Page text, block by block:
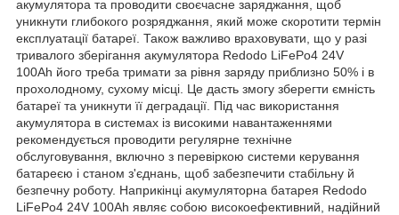
акумулятора та проводити своєчасне заряджання, щоб
уникнути глибокого розряджання, який може скоротити термін
експлуатації батареї. Також важливо враховувати, що у разі
тривалого зберігання акумулятора Redodo LiFePo4 24V
100Ah його треба тримати за рівня заряду приблизно 50% і в
прохолодному, сухому місці. Це дасть змогу зберегти ємність
батареї та уникнути її деградації. Під час використання
акумулятора в системах із високими навантаженнями
рекомендується проводити регулярне технічне
обслуговування, включно з перевіркою системи керування
батареєю і станом з'єднань, щоб забезпечити стабільну й
безпечну роботу. Наприкінці акумуляторна батарея Redodo
LiFePo4 24V 100Ah являє собою високоефективний, надійний